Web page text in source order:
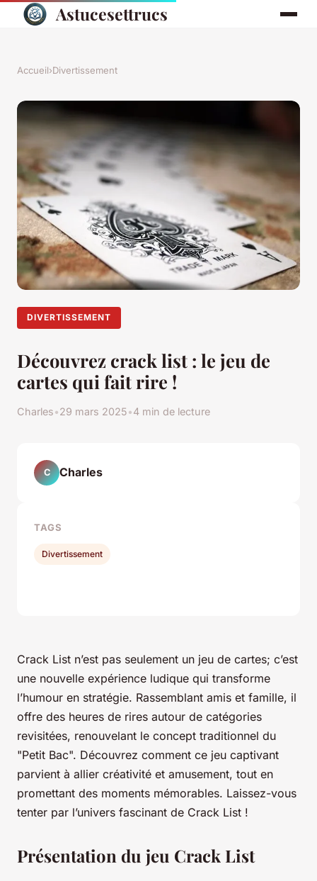
Astucesettrucs
Accueil›Divertissement
DIVERTISSEMENT
Découvrez crack list : le jeu de
cartes qui fait rire !
Charles•29 mars 2025•4 min de lecture
Crack List n’est pas seulement un jeu de cartes; c’est
une nouvelle expérience ludique qui transforme
l’humour en stratégie. Rassemblant amis et famille, il
offre des heures de rires autour de catégories
revisitées, renouvelant le concept traditionnel du
"Petit Bac". Découvrez comment ce jeu captivant
parvient à allier créativité et amusement, tout en
promettant des moments mémorables. Laissez-vous
tenter par l’univers fascinant de Crack List !
Présentation du jeu Crack List
C Charles
TAGS
Divertissement